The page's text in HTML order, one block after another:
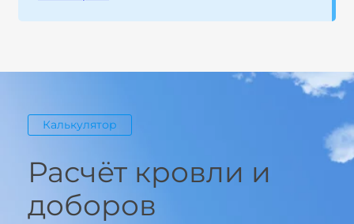
Калькулятор
Расчёт кровли и
доборов